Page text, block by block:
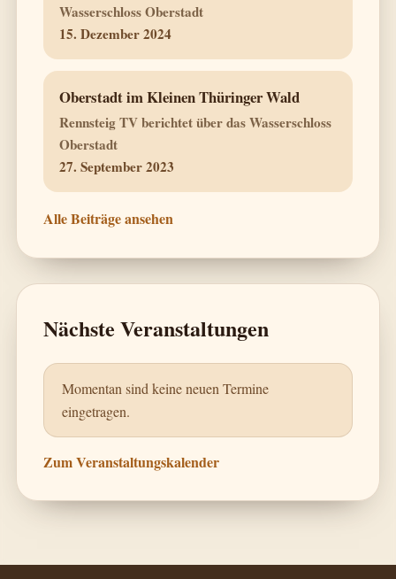
Wasserschloss Oberstadt
15. Dezember 2024
Oberstadt im Kleinen Thüringer Wald
Rennsteig TV berichtet über das Wasserschloss
Oberstadt
27. September 2023
Alle Beiträge ansehen
Nächste Veranstaltungen
Momentan sind keine neuen Termine
eingetragen.
Zum Veranstaltungskalender